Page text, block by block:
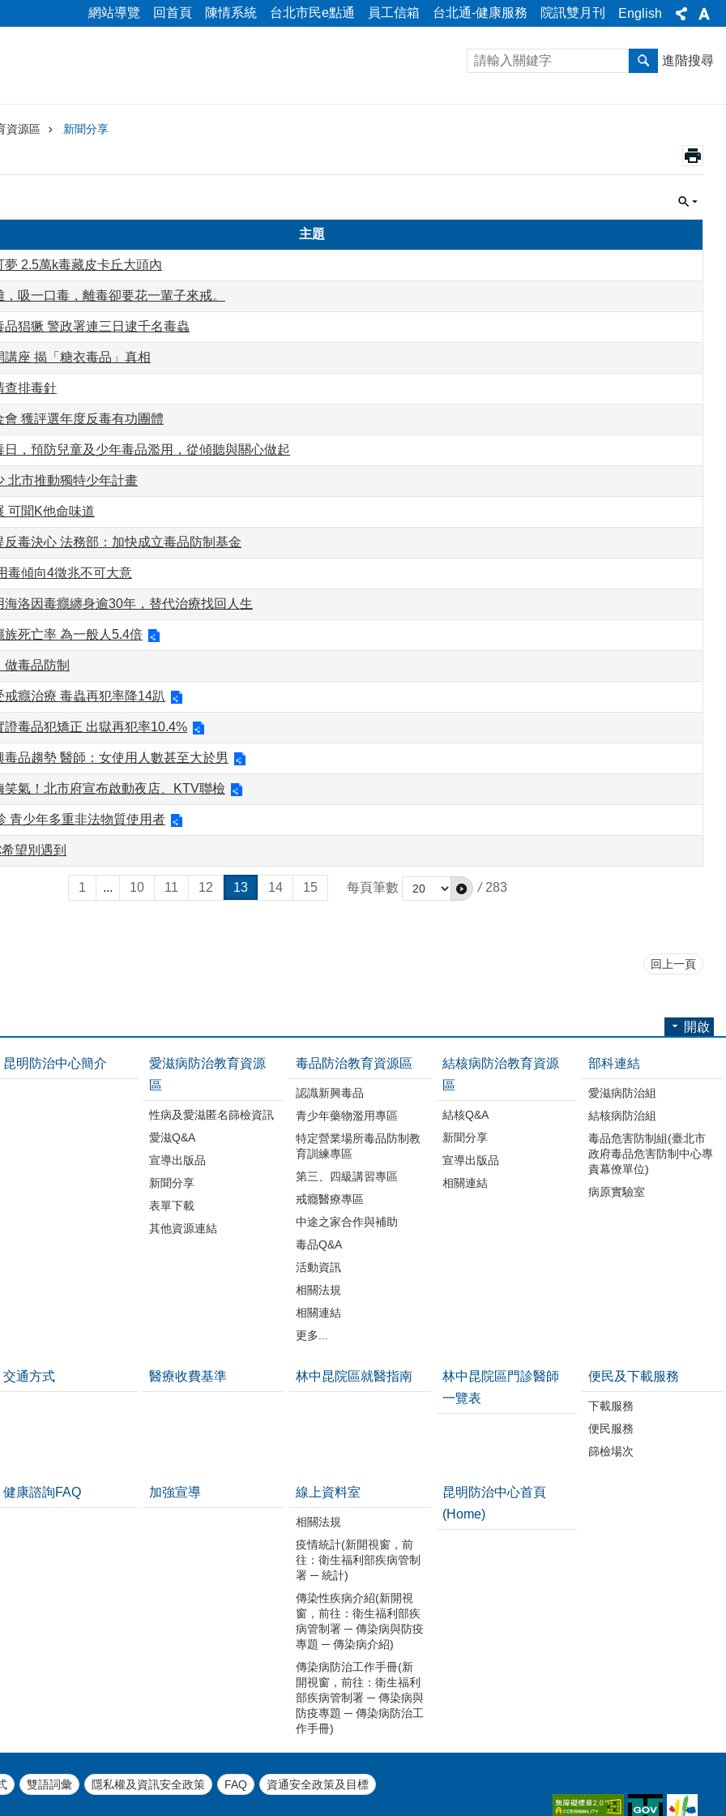
網站導覽 回首頁 陳情系統 台北市民e點通 員工信箱 台北通-健康服務 院訊雙月刊 English
進階搜尋
資源區 新聞分享
主題
夢 2.5萬k毒藏皮卡丘大頭內
吸一口毒，離毒卻要花一輩子來戒。
品猖獗 警政署連三日逮千名毒蟲
講座 揭「糖衣毒品」真相
查排毒針
會 獲評選年度反毒有功團體
日，預防兒童及少年毒品濫用，從傾聽與關心做起
北市推動獨特少年計畫
可聞K他命味道
反毒決心 法務部：加快成立毒品防制基金
毒傾向4徵兆不可大意
海洛因毒癮纏身逾30年，替代治療找回人生
族死亡率 為一般人5.4倍
毒品防制
戒癮治療 毒蟲再犯率降14趴
證毒品犯矯正 出獄再犯率10.4%
毒品趨勢 醫師：女使用人數甚至大於男
笑氣！北市府宣布啟動夜店、KTV聯檢
青少年多重非法物質使用者
望別遇到
1 ... 10 11 12 13 14 15 每頁筆數 / 283
回上一頁
開啟
昆明防治中心簡介
愛滋病防治教育資源
區
性病及愛滋匿名篩檢資訊
愛滋Q&A
宣導出版品
新聞分享
表單下載
其他資源連結
毒品防治教育資源區
認識新興毒品
青少年藥物濫用專區
特定營業場所毒品防制教
育訓練專區
第三、四級講習專區
戒癮醫療專區
中途之家合作與補助
毒品Q&A
活動資訊
相關法規
相關連結
更多...
結核病防治教育資源
區
結核Q&A
新聞分享
宣導出版品
相關連結
部科連結
愛滋病防治組
結核病防治組
毒品危害防制組(臺北市
政府毒品危害防制中心專
責幕僚單位)
病原實驗室
交通方式 醫療收費基準 林中昆院區就醫指南
林中昆院區門診醫師
一覽表
便民及下載服務
下載服務
便民服務
篩檢場次
健康諮詢FAQ 加強宣導 線上資料室
相關法規
疫情統計(新開視窗，前
往：衛生福利部疾病管制
署 ─ 統計)
傳染性疾病介紹(新開視
窗，前往：衛生福利部疾
病管制署 ─ 傳染病與防疫
專題 ─ 傳染病介紹)
傳染病防治工作手冊(新
開視窗，前往：衛生福利
部疾病管制署 ─ 傳染病與
防疫專題 ─ 傳染病防治工
作手冊)
昆明防治中心首頁
(Home)
雙語詞彙 隱私權及資訊安全政策 FAQ 資通安全政策及目標